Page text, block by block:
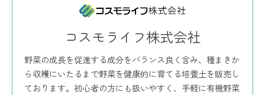
コスモライフ株式会社
野菜の成長を促進する成分をバランス良く含み、種まきか
ら収穫にいたるまで野菜を健康的に育てる培養土を販売し
ております。初心者の方にも扱いやすく、手軽に有機野菜